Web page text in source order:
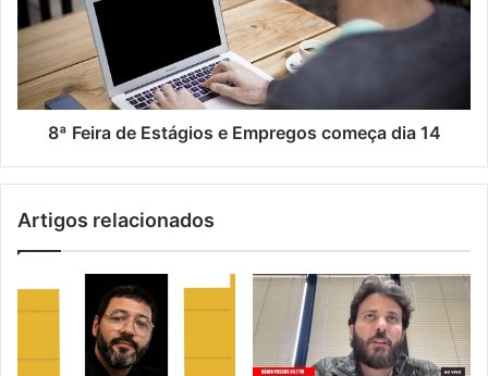
l
8ª Feira de Estágios e Empregos começa dia 14
Artigos relacionados